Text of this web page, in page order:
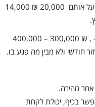
את כל ההלוואות אולי במשך 3 שנים שילמה על אותם 20,000 ₪ 14,000
בכללי, הלקוח הממוצע מהר מאוד מטפס ל – , ₪ 300,000 – 400,000
אחר מהירה.
בכיף, יכולת לקחת